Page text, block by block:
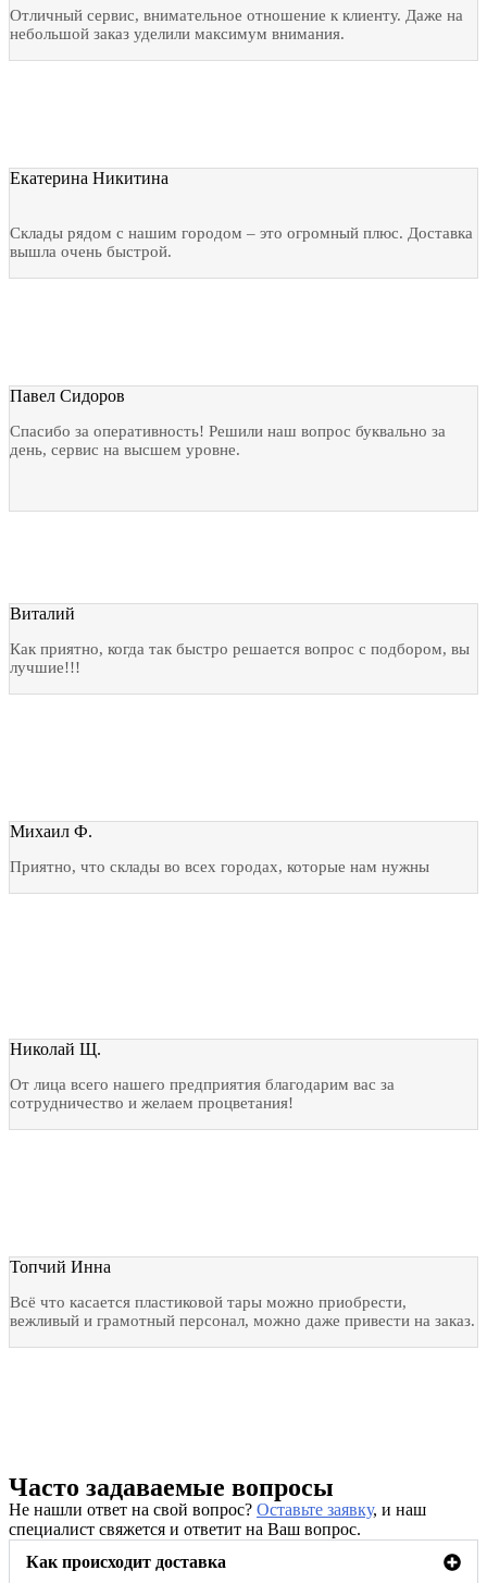
Отличный сервис, внимательное отношение к клиенту. Даже на
небольшой заказ уделили максимум внимания.
Екатерина Никитина
Склады рядом с нашим городом – это огромный плюс. Доставка
вышла очень быстрой.
Павел Сидоров
Спасибо за оперативность! Решили наш вопрос буквально за
день, сервис на высшем уровне.
Виталий
Как приятно, когда так быстро решается вопрос с подбором, вы
лучшие!!!
Михаил Ф.
Приятно, что склады во всех городах, которые нам нужны
Николай Щ.
От лица всего нашего предприятия благодарим вас за
сотрудничество и желаем процветания!
Топчий Инна
Всё что касается пластиковой тары можно приобрести,
вежливый и грамотный персонал, можно даже привести на заказ.
Часто задаваемые вопросы
Не нашли ответ на свой вопрос? Оставьте заявку, и наш
специалист свяжется и ответит на Ваш вопрос.
Как происходит доставка